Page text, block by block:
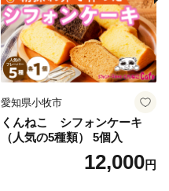
愛知県小牧市
くんねこ シフォンケーキ
（人気の5種類） 5個入
12,000円